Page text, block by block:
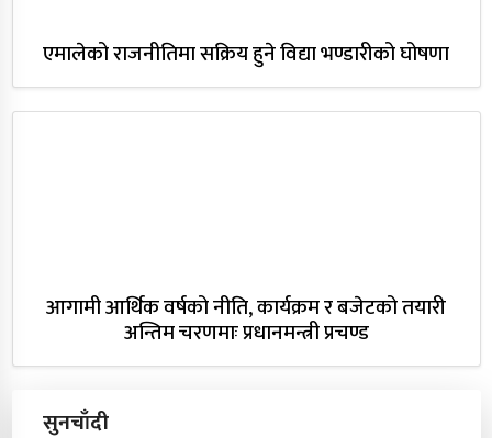
एमालेको राजनीतिमा सक्रिय हुने विद्या भण्डारीको घोषणा
आगामी आर्थिक वर्षको नीति, कार्यक्रम र बजेटको तयारी
अन्तिम चरणमाः प्रधानमन्त्री प्रचण्ड
सुनचाँदी